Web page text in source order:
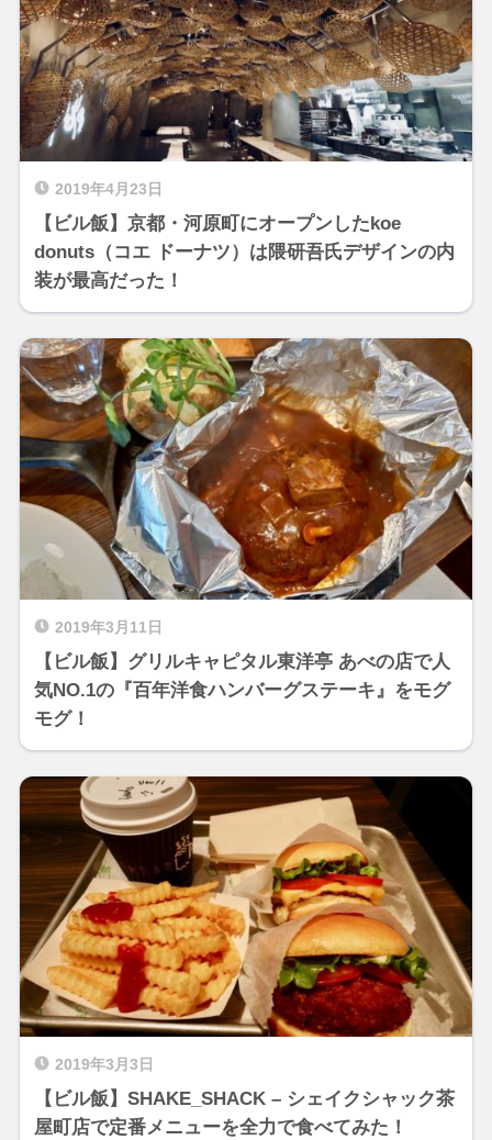
2019年4月23日
【ビル飯】京都・河原町にオープンしたkoe
donuts（コエ ドーナツ）は隈研吾氏デザインの内
装が最高だった！
2019年3月11日
【ビル飯】グリルキャピタル東洋亭 あべの店で人
気NO.1の『百年洋食ハンバーグステーキ』をモグ
モグ！
2019年3月3日
【ビル飯】SHAKE_SHACK – シェイクシャック茶
屋町店で定番メニューを全力で食べてみた！